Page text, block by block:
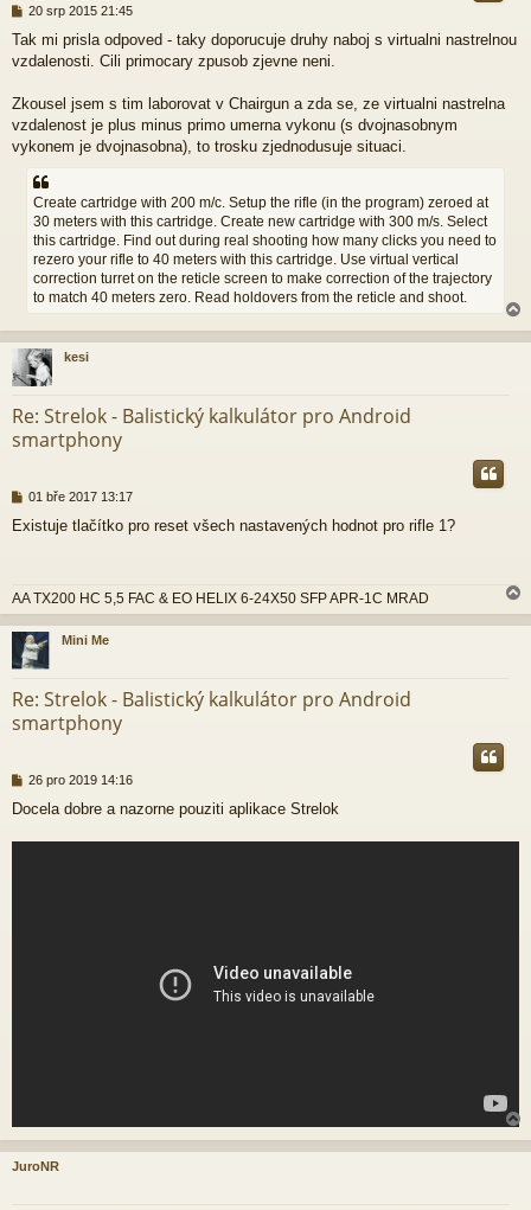
P
í
s
ě
e
k
20 srp 2015 21:45
Tak mi prisla odpoved - taky doporucuje druhy naboj s virtualni nastrelnou
vzdalenosti. Cili primocary zpusob zjevne neni.
Zkousel jsem s tim laborovat v Chairgun a zda se, ze virtualni nastrelna
vzdalenost je plus minus primo umerna vykonu (s dvojnasobnym
vykonem je dvojnasobna), to trosku zjednodusuje situaci.
Create cartridge with 200 m/c. Setup the rifle (in the program) zeroed at
30 meters with this cartridge. Create new cartridge with 300 m/s. Select
this cartridge. Find out during real shooting how many clicks you need to
rezero your rifle to 40 meters with this cartridge. Use virtual vertical
correction turret on the reticle screen to make correction of the trajectory
to match 40 meters zero. Read holdovers from the reticle and shoot.
a
h
kesi
Re: Strelok - Balistický kalkulátor pro Android
smartphony
P
í
v
k
01 bře 2017 13:17
Existuje tlačítko pro reset všech nastavených hodnot pro rifle 1?
AA TX200 HC 5,5 FAC & EO HELIX 6-24X50 SFP APR-1C MRAD
a
h
Mini Me
Re: Strelok - Balistický kalkulátor pro Android
smartphony
P
í
26 pro 2019 14:16
Docela dobre a nazorne pouziti aplikace Strelok
a
h
JuroNR